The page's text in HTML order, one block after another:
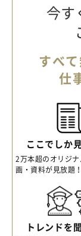
今す
すべ
仕
ここでしか
2万本超のオリジ
画・資料が見放題！
トレンドを